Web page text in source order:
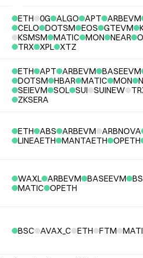
ETH 0G ALGO APT ARBEVM
CELO
DOTSM EOS GTEVM
KSMSM
MATIC MON NEAR
TRX XPL XTZ
ETH APT ARBEVM BASEEVM
DOTSM
HBAR MATIC MON
SEIEVM
SOL SUI SUINEW
ZKSERA
ETH ABS ARBEVM ARBNOVA
LINEAETH
MANTAETH OPETH
WAXL ARBEVM BASEEVM
MATIC
OPETH
BSC AVAX_C ETH FTM